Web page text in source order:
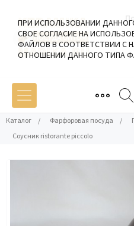
Каталог / Фарфоровая посуда /
Соусник ristorante piccolo
ПРИ ИСПОЛЬЗОВАНИИ
СВОЕ СОГЛАСИЕ НА
ФАЙЛОВ В СООТВЕТСТВИИ С
ОТНОШЕНИИ ДАННОГО ТИПА